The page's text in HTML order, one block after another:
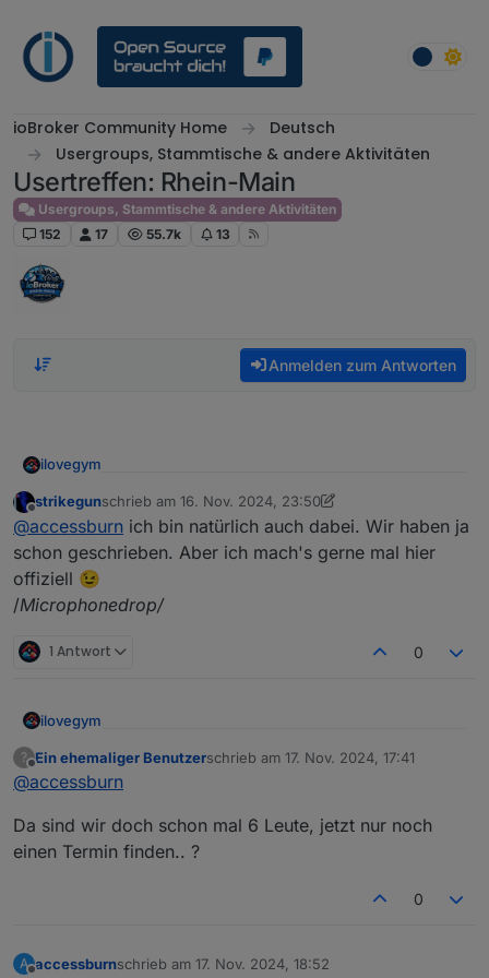
ioBroker Community Home
Deutsch
Usergroups, Stammtische & andere Aktivitäten
Usertreffen: Rhein-Main
Usergroups, Stammtische & andere Aktivitäten
152
17 55.7k 13
Anmelden zum Antworten
ilovegym
Willkommen beim Stammtisch im Raum Rhein-Main-
Hessen
https://discord.gg/yC65zjr5uq
strikegunschrieb am 16. Nov. 2024, 23:50
zuletzt editiert von strikegun
@accessburn ich bin natürlich auch dabei. Wir haben ja
schon geschrieben. Aber ich mach's gerne mal hier
offiziell 😉
/Microphonedrop/
1 Antwort 0
ilovegym
Willkommen beim Stammtisch im Raum Rhein-Main-
Hessen
? Ein ehemaliger Benutzerschrieb am 17. Nov. 2024, 17:41
zuletzt editiert von
@accessburn
Da sind wir doch schon mal 6 Leute, jetzt nur noch
einen Termin finden.. ?
0
A accessburnschrieb am 17. Nov. 2024, 18:52
zuletzt editiert von